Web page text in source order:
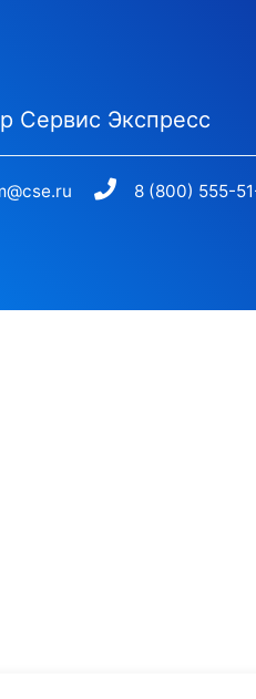
Сервис Экспресс
8 (800) 555-